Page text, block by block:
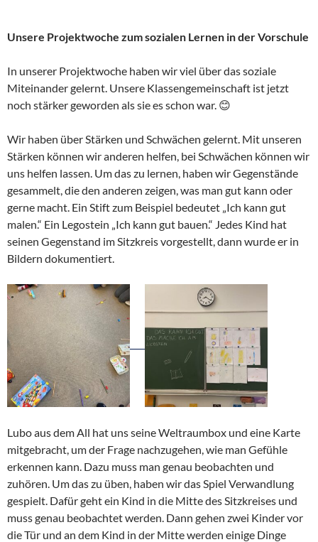
Unsere Projektwoche zum sozialen Lernen in der Vorschule
In unserer Projektwoche haben wir viel über das soziale
Miteinander gelernt. Unsere Klassengemeinschaft ist jetzt
noch stärker geworden als sie es schon war. 😊
Wir haben über Stärken und Schwächen gelernt. Mit unseren
Stärken können wir anderen helfen, bei Schwächen können wir
uns helfen lassen. Um das zu lernen, haben wir Gegenstände
gesammelt, die den anderen zeigen, was man gut kann oder
gerne macht. Ein Stift zum Beispiel bedeutet „Ich kann gut
malen.“ Ein Legostein „Ich kann gut bauen.“ Jedes Kind hat
seinen Gegenstand im Sitzkreis vorgestellt, dann wurde er in
Bildern dokumentiert.
Lubo aus dem All hat uns seine Weltraumbox und eine Karte
mitgebracht, um der Frage nachzugehen, wie man Gefühle
erkennen kann. Dazu muss man genau beobachten und
zuhören. Um das zu üben, haben wir das Spiel Verwandlung
gespielt. Dafür geht ein Kind in die Mitte des Sitzkreises und
muss genau beobachtet werden. Dann gehen zwei Kinder vor
die Tür und an dem Kind in der Mitte werden einige Dinge